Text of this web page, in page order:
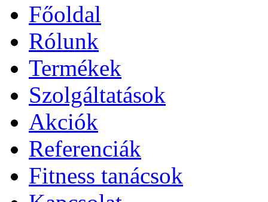
Főoldal
Rólunk
Termékek
Szolgáltatások
Akciók
Referenciák
Fitness tanácsok